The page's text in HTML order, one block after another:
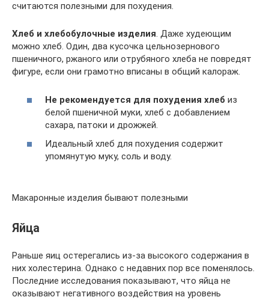
считаются полезными для похудения.
Хлеб и хлебобулочные изделия. Даже худеющим
можно хлеб. Один, два кусочка цельнозернового
пшеничного, ржаного или отрубяного хлеба не повредят
фигуре, если они грамотно вписаны в общий калораж.
Не рекомендуется для похудения хлеб из
белой пшеничной муки, хлеб с добавлением
сахара, патоки и дрожжей.
Идеальный хлеб для похудения содержит
упомянутую муку, соль и воду.
Макаронные изделия бывают полезными
Яйца
Раньше яиц остерегались из-за высокого содержания в
них холестерина. Однако с недавних пор все поменялось.
Последние исследования показывают, что яйца не
оказывают негативного воздействия на уровень